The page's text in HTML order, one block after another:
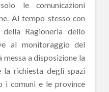
le comunicazioni
Al tempo stesso con
Ragioneria dello
al monitoraggio del
a disposizione la
richiesta degli spazi
i comuni e le province